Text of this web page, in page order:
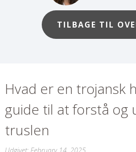
TILBAGE TIL
Hvad er en trojansk
guide til at forstå og
truslen